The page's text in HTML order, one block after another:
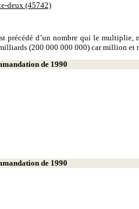
deux (45742)
précédé d’un nombre qui le
(200 000 000 000) car million et
de 1990
de 1990